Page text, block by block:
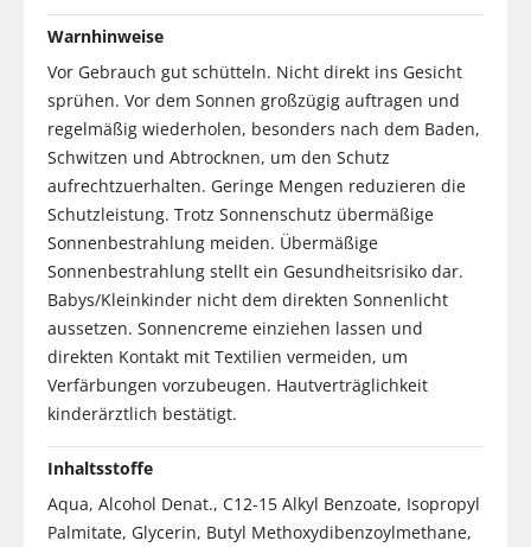
Warnhinweise
Vor Gebrauch gut schütteln. Nicht direkt ins Gesicht
sprühen. Vor dem Sonnen großzügig auftragen und
regelmäßig wiederholen, besonders nach dem Baden,
Schwitzen und Abtrocknen, um den Schutz
aufrechtzuerhalten. Geringe Mengen reduzieren die
Schutzleistung. Trotz Sonnenschutz übermäßige
Sonnenbestrahlung meiden. Übermäßige
Sonnenbestrahlung stellt ein Gesundheitsrisiko dar.
Babys/Kleinkinder nicht dem direkten Sonnenlicht
aussetzen. Sonnencreme einziehen lassen und
direkten Kontakt mit Textilien vermeiden, um
Verfärbungen vorzubeugen. Hautverträglichkeit
kinderärztlich bestätigt.
Inhaltsstoffe
Aqua, Alcohol Denat., C12-15 Alkyl Benzoate, Isopropyl
Palmitate, Glycerin, Butyl Methoxydibenzoylmethane,